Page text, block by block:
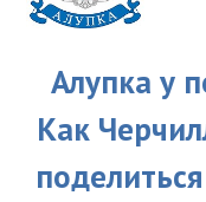
Алупка у
Как